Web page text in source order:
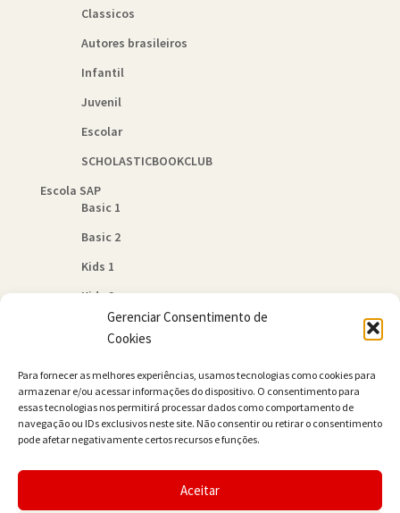
Gerenciar Consentimento de
Cookies
Para fornecer as melhores experiências, usamos tecnologias como cookies para
armazenar e/ou acessar informações do dispositivo. O consentimento para
essas tecnologias nos permitirá processar dados como comportamento de
navegação ou IDs exclusivos neste site. Não consentir ou retirar o consentimento
pode afetar negativamente certos recursos e funções.
Aceitar
Classicos
Autores brasileiros
Infantil
Juvenil
Escolar
SCHOLASTICBOOKCLUB
Escola SAP
Basic 1
Basic 2
Kids 1
Kids 2
Quem Somos
Contato